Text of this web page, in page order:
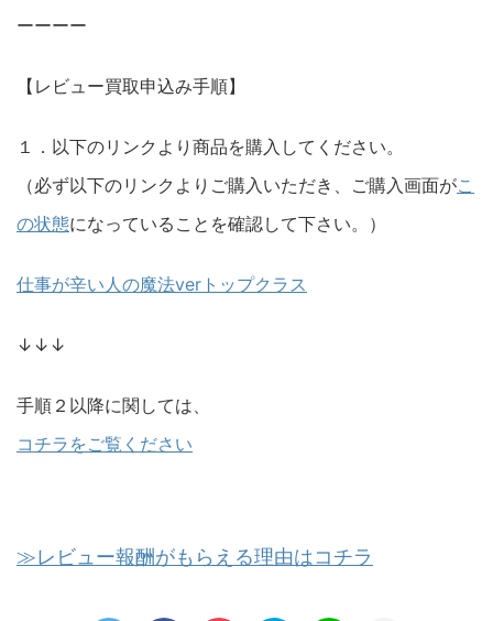
ーーーー
【レビュー買取申込み手順】
１．以下のリンクより商品を購入してください。
（必ず以下のリンクよりご購入いただき、ご購入画面がこ
の状態になっていることを確認して下さい。）
仕事が辛い人の魔法verトップクラス
↓↓↓
手順２以降に関しては、
コチラをご覧ください
≫レビュー報酬がもらえる理由はコチラ